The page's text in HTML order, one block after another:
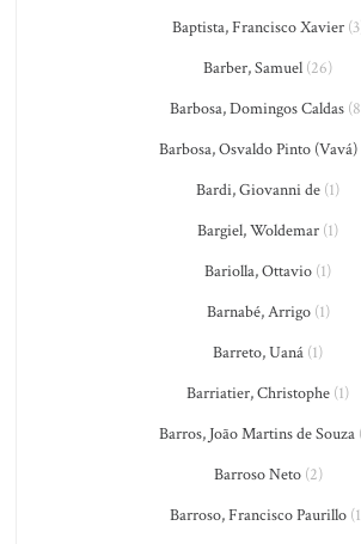
Baptista, Francisco Xavier
Barber, Samuel (26)
Barbosa, Domingos Caldas
Barbosa, Osvaldo Pinto (Vavá)
Bardi, Giovanni de (1)
Bargiel, Woldemar (1)
Bariolla, Ottavio (1)
Barnabé, Arrigo(1)
Barreto, Uaná (1)
Barriatier, Christophe (1)
Barros, João Martins de Souza
Barroso Neto(2)
Barroso, Francisco Paurillo